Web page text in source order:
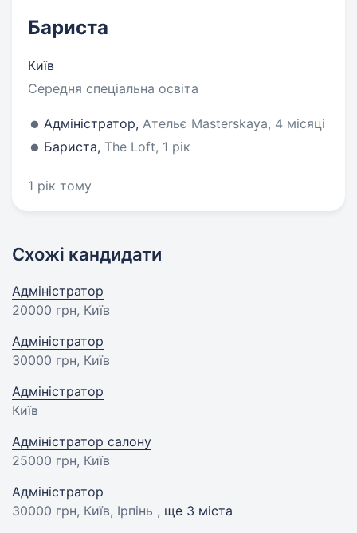
Бариста
Київ
Середня спеціальна освіта
Адміністратор, Ательє Masterskaya, 4 місяці
Бариста, The Loft, 1 рік
1 рік тому
Схожі кандидати
Адміністратор
20000 грн, Київ
Адміністратор
30000 грн, Київ
Адміністратор
Київ
Адміністратор салону
25000 грн, Київ
Адміністратор
30000 грн, Київ, Ірпінь , ще 3 міста